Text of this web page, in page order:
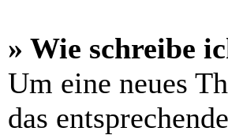
» Wie schreibe
Um eine neues
das